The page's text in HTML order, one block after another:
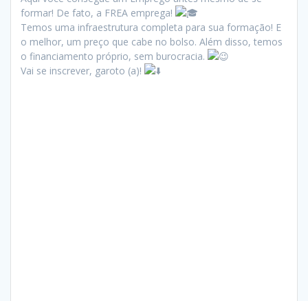
formar! De fato, a FREA emprega!
Temos uma infraestrutura completa para sua formação! E
o melhor, um preço que cabe no bolso. Além disso, temos
o financiamento próprio, sem burocracia.
Vai se inscrever, garoto (a)!